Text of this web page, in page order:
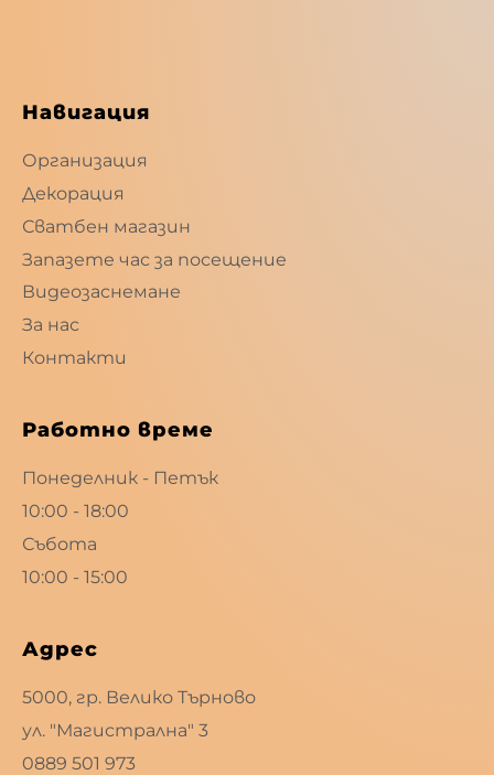
Навигация
Организация
Декорация
Сватбен магазин
Запазете час за посещение
Видеозаснемане
За нас
Контакти
Работно време
Понеделник - Петък
10:00 - 18:00
Събота
10:00 - 15:00
Адрес
5000, гр. Велико Търново
ул. "Магистрална" 3
0889 501 973